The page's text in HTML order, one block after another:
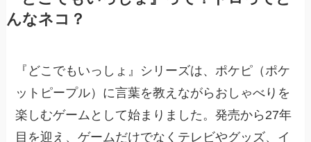
んなネコ？
『どこでもいっしょ』シリーズは、ポケピ（ポケ
ットピープル）に言葉を教えながらおしゃべりを
楽しむゲームとして始まりました。発売から27年
目を迎え、ゲームだけでなくテレビやグッズ、イ